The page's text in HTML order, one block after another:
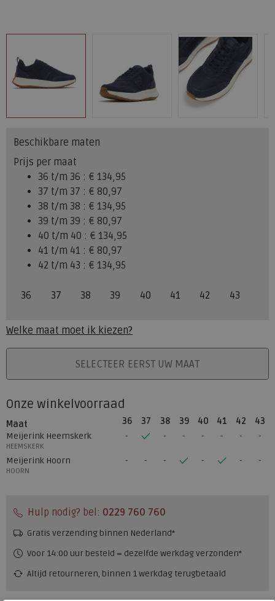
Beschikbare maten
Prijs per maat
36 t/m 36 : € 134,95
37 t/m 37 : € 80,97
38 t/m 38 : € 134,95
39 t/m 39 : € 80,97
40 t/m 40 : € 134,95
41 t/m 41 : € 80,97
42 t/m 43 : € 134,95
36 37 38 39 40 41 42 43
Welke maat moet ik kiezen?
PLAATS IN WINKELMANDSELECTEER EERST UW MAAT
Onze winkelvoorraad
Maat 36 37 38 39 40 41 42
43
Meijerink Heemskerk
HEEMSKERK
Meijerink Hoorn
HOORN
Hulp nodig? bel: 0229 760 760
Gratis verzending binnen Nederland*
Voor 14:00 uur besteld = dezelfde werkdag verzonden*
Altijd retourneren, binnen 1 werkdag terugbetaald